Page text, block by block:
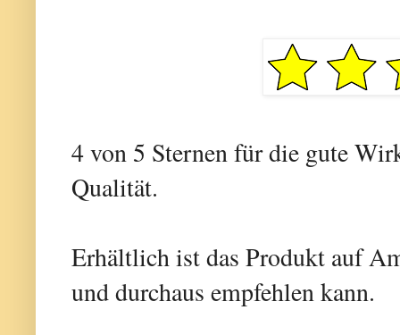
4 von 5 Sternen für die gute
Qualität.
Erhältlich ist das Produkt auf
und durchaus empfehlen kann.